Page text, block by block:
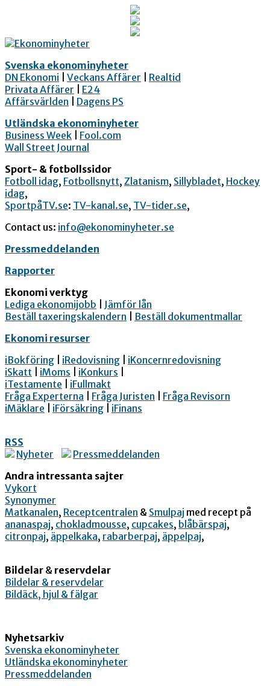
Svenska ekonominyheter
DN Ekonomi
Veckans Affärer
Realtid
Privata Affärer
E24
Affärsvärlden
Dagens PS
Utländska ekonominyheter
Business Week
Fool.com
Wall Street Journal
Sport- & fotbollssidor
Fotboll idag, Fotbollsnytt, Zlatanism, Sillybladet, Hockey
idag,
SportpåTV.se: TV-kanal.se, TV-tider.se,
Contact us: info@ekonominyheter.se
Pressmeddelanden
Rapporter
Ekonomi verktyg
Lediga ekonomijobb
Jämför lån
Beställ taxeringskalendern
Beställ dokumentmallar
Ekonomi resurser
iBokföring
iRedovisning
iKoncernredovisning
iSkatt
iMoms iKonkurs
iTestamente
iFullmakt
Fråga Experterna
Fråga Juristen
Fråga Revisorn
iMäklare
iFörsäkring iFinans
RSS
Nyheter
Pressmeddelanden
Andra intressanta sajter
Vykort
Synonymer
Matkanalen, Receptcentralen & Smulpaj med recept på
ananaspaj, chokladmousse, cupcakes, blåbärspaj,
citronpaj, äppelkaka, rabarberpaj, äppelpaj,
Bildelar & reservdelar
Bildelar & reservdelar
Bildäck, hjul & fälgar
Nyhetsarkiv
Svenska ekonominyheter
Utländska ekonominyheter
Pressmeddelanden